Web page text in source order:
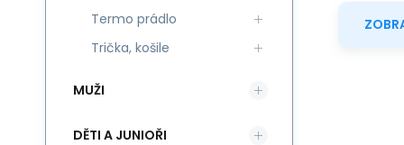
Termo prádlo
Trička, košile
MUŽI
DĚTI A JUNIOŘI